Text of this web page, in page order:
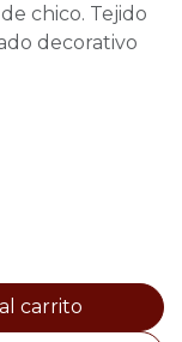
chico. Tejido
decorativo
carrito